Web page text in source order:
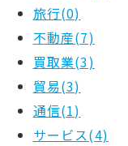
旅行(0)
不動産(7)
買取業(3)
貿易(3)
通信(1)
サービス(4)